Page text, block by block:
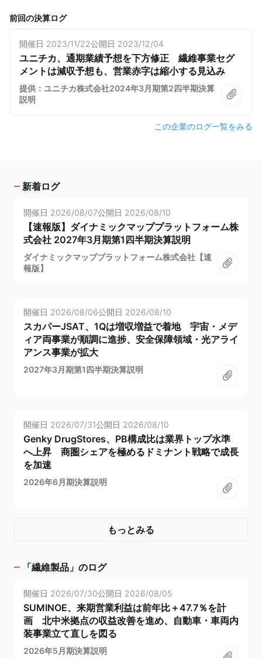
前回の決算ログ
開催日 2023/11/22公開日 2023/12/04
ユニチカ、通期業績予想を下方修正 繊維事業セグ
メントは減収予想も、営業赤字は縮小する見込み
提供：ユニチカ株式会社2024年3月期第2四半期決算
説明
この企業のログ一覧をみる
新着ログ
開催日 2026/08/07公開日 2026/08/10
【速報版】ダイナミックマッププラットフォーム株
式会社 2027年3月期第1四半期決算説明
ダイナミックマッププラットフォーム株式会社【速
報版】
開催日 2026/08/06公開日 2026/08/10
スカパーJSAT、1Qは増収増益で着地 宇宙・メデ
ィア両事業が順調に進捗、安全保障領域・光アライ
アンス事業が拡大
2027年3月期第1四半期決算説明
開催日 2026/07/31公開日 2026/08/10
Genky DrugStores、PB構成比は業界トップ水準
へ上昇 商圏シェアを極めるドミナント戦略で成長
を加速
2026年6月期決算説明
もっとみる
「繊維製品 」のログ
開催日 2026/07/30公開日 2026/08/05
SUMINOE、来期営業利益は前年比＋47.7％を計
画 北中米拠点の収益改善を進め、自動車・車両内
装事業立て直しを図る
2026年5月期決算説明